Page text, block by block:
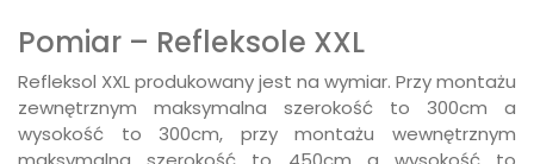
Pomiar – Refleksole XXL
Refleksol XXL produkowany jest na wymiar. Przy montażu
zewnętrznym maksymalna szerokość to 300cm a
wysokość to 300cm, przy montażu wewnętrznym